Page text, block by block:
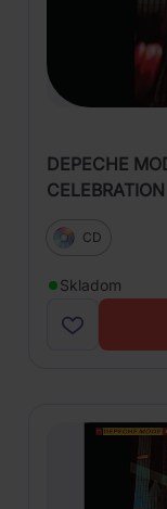
DEPECHE
CELEBRATION
CD
Skladom